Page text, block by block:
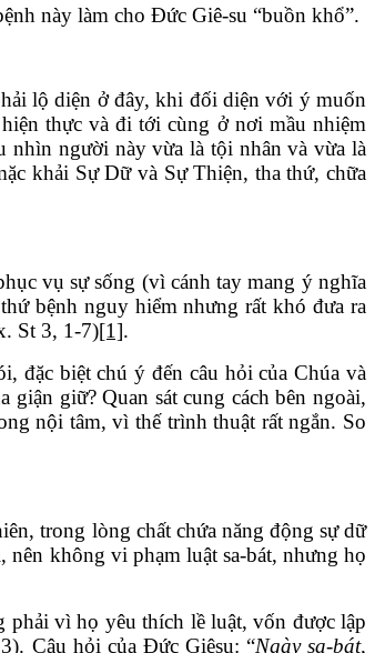
này làm cho Đức Giê-su “buồn khổ”.
lộ diện ở đây, khi đối diện với ý muốn
thực và đi tới cùng ở nơi mầu nhiệm
người này vừa là tội nhân và vừa là
khải Sự Dữ và Sự Thiện, tha thứ, chữa
vụ sự sống (vì cánh tay mang ý nghĩa
bệnh nguy hiểm nhưng rất khó đưa ra
St 3, 1-7)[1].
đặc biệt chú ý đến câu hỏi của Chúa và
giữ? Quan sát cung cách bên ngoài,
nội tâm, vì thế trình thuật rất ngắn. So
trong lòng chất chứa năng động sự dữ
nên không vi phạm luật sa-bát, nhưng họ
vì họ yêu thích lề luật, vốn được lập
Câu hỏi của Đức Giêsu: “Ngày sa-bát,